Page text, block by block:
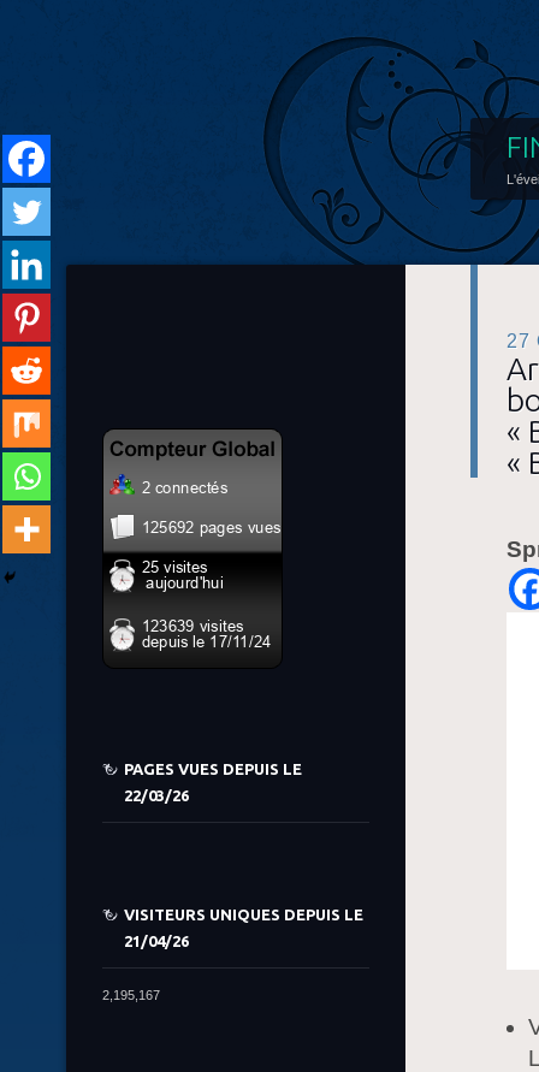
27
«
«
PAGES VUES DEPUIS LE
22/03/26
VISITEURS UNIQUES DEPUIS LE
21/04/26
2,195,167